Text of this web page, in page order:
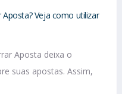
Veja como utilizar
Aposta deixa o
suas apostas. Assim,